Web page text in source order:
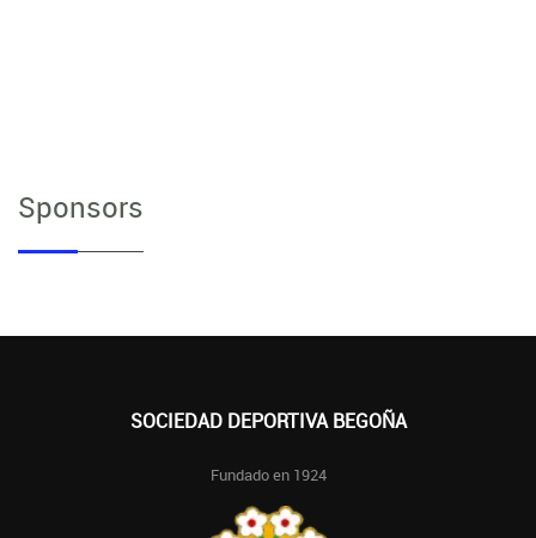
Sponsors
SOCIEDAD DEPORTIVA BEGOÑA
Fundado en 1924